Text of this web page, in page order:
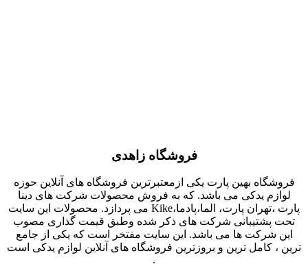
فروشگاه زاهدی
فروشگاه بهین پارت یکی ازمعتبرترین فروشگاه های آنلاین حوزه
لوازم یدکی می باشد. که به فروش محصولات شرکت های دینا
پارت ،تهران پارت، الما،پادما،Kike می پردازد. محصولات این سایت
تحت پشتیبانی شرکت های ذکر شده وطبق قیمت گذاری مصوب
این شرکت ها می باشد. این سایت مفتخر است که یکی از جامع
ترین ، کامل ترین و بروزترین فروشگاه های آنلاین لوازم یدکی است
.